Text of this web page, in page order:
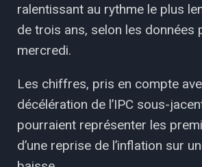
ralentissant au rythme le plus
de trois ans, selon les données
mercredi.
Les chiffres, pris en compte
décélération de l’IPC sous-
pourraient représenter les
d’une reprise de l’inflation sur